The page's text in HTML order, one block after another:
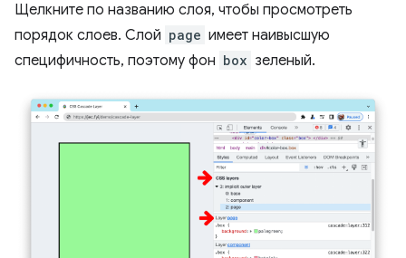
Щелкните по названию слоя, чтобы просмотреть
порядок слоев. Слой page имеет наивысшую
специфичность, поэтому фон box зеленый.